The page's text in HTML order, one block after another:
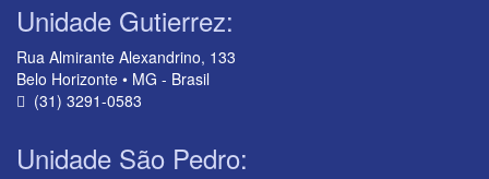
Unidade Gutierrez:
Rua Almirante Alexandrino, 133
Belo Horizonte • MG - Brasil
(31) 3291-0583
Unidade São Pedro: